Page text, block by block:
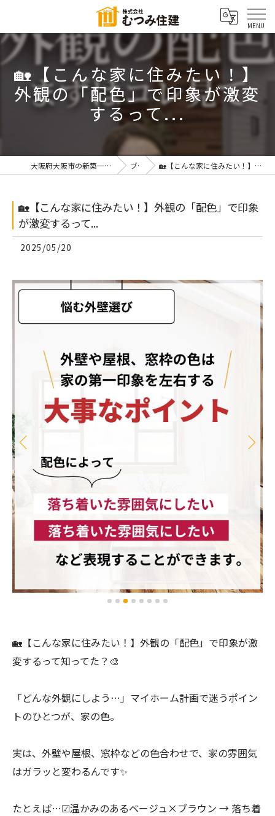
🏡【こんな家に住みたい！】
外観の「配色」で印象が激変
するって...
大阪府大阪市の新築一戸建てなら株式会社むつみ住建 ブログ 🏡【こんな家に住みたい！】外観の「配色」で印象が激変するって...
🏡【こんな家に住みたい！】外観の「配色」で印象
が激変するって...
2025/05/20
🏡【こんな家に住みたい！】外観の「配色」で印象が激
変するって知ってた？🎨
「どんな外観にしよう…」マイホーム計画で迷うポイン
トのひとつが、家の色。
実は、外壁や屋根、窓枠などの色合わせで、家の雰囲気
はガラッと変わるんです✨
たとえば…☑温かみのあるベージュ×ブラウン → 落ち着